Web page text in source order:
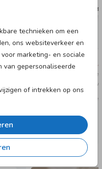
technieken om een
ons websiteverkeer en
marketing- en sociale
van gepersonaliseerde
of intrekken op ons